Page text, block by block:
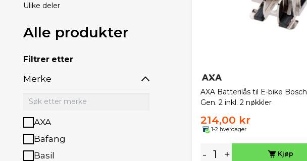
Ulike deler
Alle produkter
Filtrer etter
Merke
AXA
Bafang
Basil
AXA Batterilås til E-bike Bosch
Gen. 2 inkl. 2 nøkkler
214,00 kr
1-2 hverdager
- + Kjøp